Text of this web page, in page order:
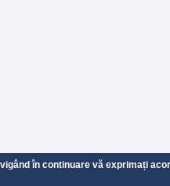
în continuare vă exprimați